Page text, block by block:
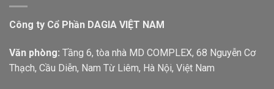
Công ty Cổ Phần DAGIA VIỆT NAM
Văn phòng: Tầng 6, tòa nhà MD COMPLEX, 68 Nguyễn Cơ
Thạch, Cầu Diễn, Nam Từ Liêm, Hà Nội, Việt Nam